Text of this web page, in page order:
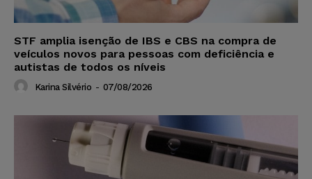
STF amplia isenção de IBS e CBS na compra de
veículos novos para pessoas com deficiência e
autistas de todos os níveis
Karina Silvério - 07/08/2026